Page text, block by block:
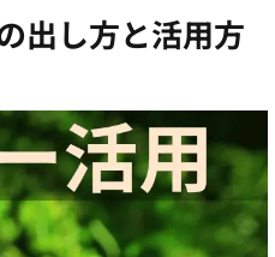
出し方と活用方